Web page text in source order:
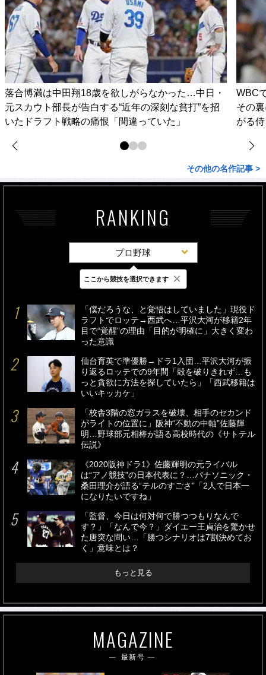
落合博満は中田翔18歳を欲しがらなかった…中日・
元スカウト部長が告白する“近年の深刻な貧打”を招
いたドラフト戦略の痛恨「間違っていた」
WBC
その
がる
その他の名作記事 >
RANKING
プロ野球
最新 24時間 週間
「僕だろうな、と覚悟はしていました」現役ド
ラフトでロッテ→西武へ…平沢大河が移籍2年
目で“覚醒”の理由「目的が明確に」大きく変わ
った意識
仙台育英で準優勝→ドラ1入団…平沢大河が振
り返るロッテでの9年間「殻を破りきれず…も
っと貪欲に方法を探していたら」「西武移籍は
いいキッカケ」
「校舎3階の窓ガラスを破壊、相手のセカンド
がライトの位置に」阪神“不動の中軸”佐藤輝
明…野球部元相棒が語る高校時代の《サトテル
伝説》
《2020阪神ドラ1》佐藤輝明の元ライバル
は“アノ競技”の日本代表に？…パナソニック・
桑田理介が語る“テルのすごさ”「2人で日本一
になりたいですね」
「監督、今日は何対何で勝つつもりなんで
す？」「なんで今？」ダイエー王貞治を驚かせ
た唐突な問い…「勝つシナリオは7割決めてお
く」意味とは？
もっと見る
MAGAZINE
最新号
ここから競技を選択できます ×